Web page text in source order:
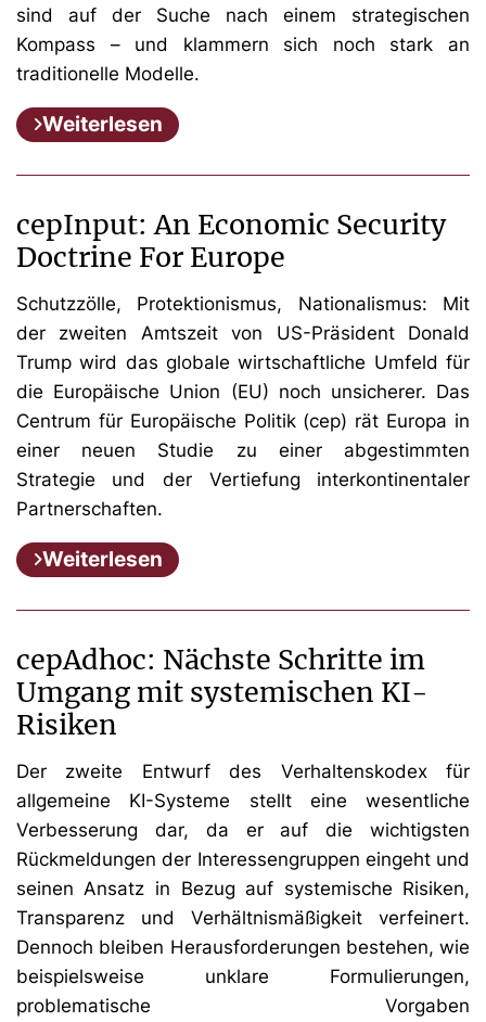
sind auf der Suche nach einem strategischen
Kompass – und klammern sich noch stark an
traditionelle Modelle.
Weiterlesen
cepInput: An Economic Security
Doctrine For Europe
Schutzzölle, Protektionismus, Nationalismus: Mit
der zweiten Amtszeit von US-Präsident Donald
Trump wird das globale wirtschaftliche Umfeld für
die Europäische Union (EU) noch unsicherer. Das
Centrum für Europäische Politik (cep) rät Europa in
einer neuen Studie zu einer abgestimmten
Strategie und der Vertiefung interkontinentaler
Partnerschaften.
Weiterlesen
cepAdhoc: Nächste Schritte im
Umgang mit systemischen KI-
Risiken
Der zweite Entwurf des Verhaltenskodex für
allgemeine KI-Systeme stellt eine wesentliche
Verbesserung dar, da er auf die wichtigsten
Rückmeldungen der Interessengruppen eingeht und
seinen Ansatz in Bezug auf systemische Risiken,
Transparenz und Verhältnismäßigkeit verfeinert.
Dennoch bleiben Herausforderungen bestehen, wie
beispielsweise unklare Formulierungen,
problematische Vorgaben